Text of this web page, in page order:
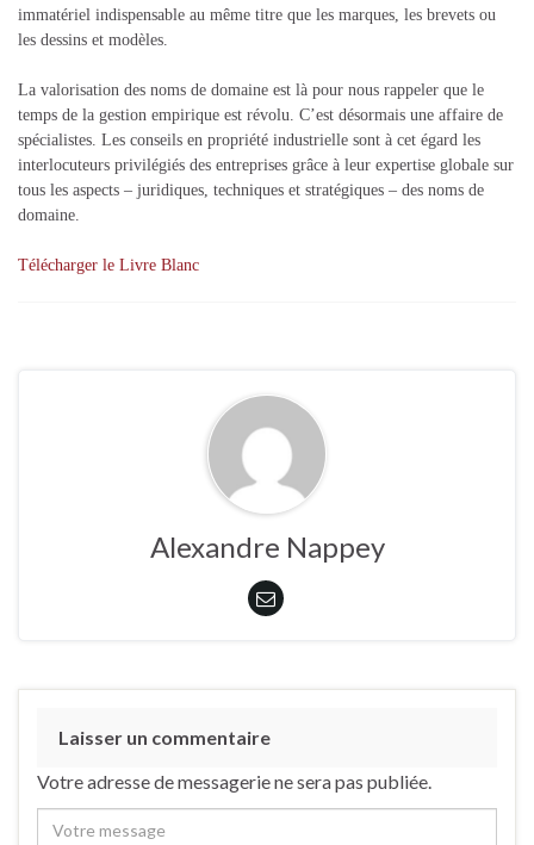
immatériel indispensable au même titre que les marques, les brevets ou
les dessins et modèles.
La valorisation des noms de domaine est là pour nous rappeler que le
temps de la gestion empirique est révolu. C’est désormais une affaire de
spécialistes. Les conseils en propriété industrielle sont à cet égard les
interlocuteurs privilégiés des entreprises grâce à leur expertise globale sur
tous les aspects – juridiques, techniques et stratégiques – des noms de
domaine.
Télécharger le Livre Blanc
Alexandre Nappey
Laisser un commentaire
Votre adresse de messagerie ne sera pas publiée.